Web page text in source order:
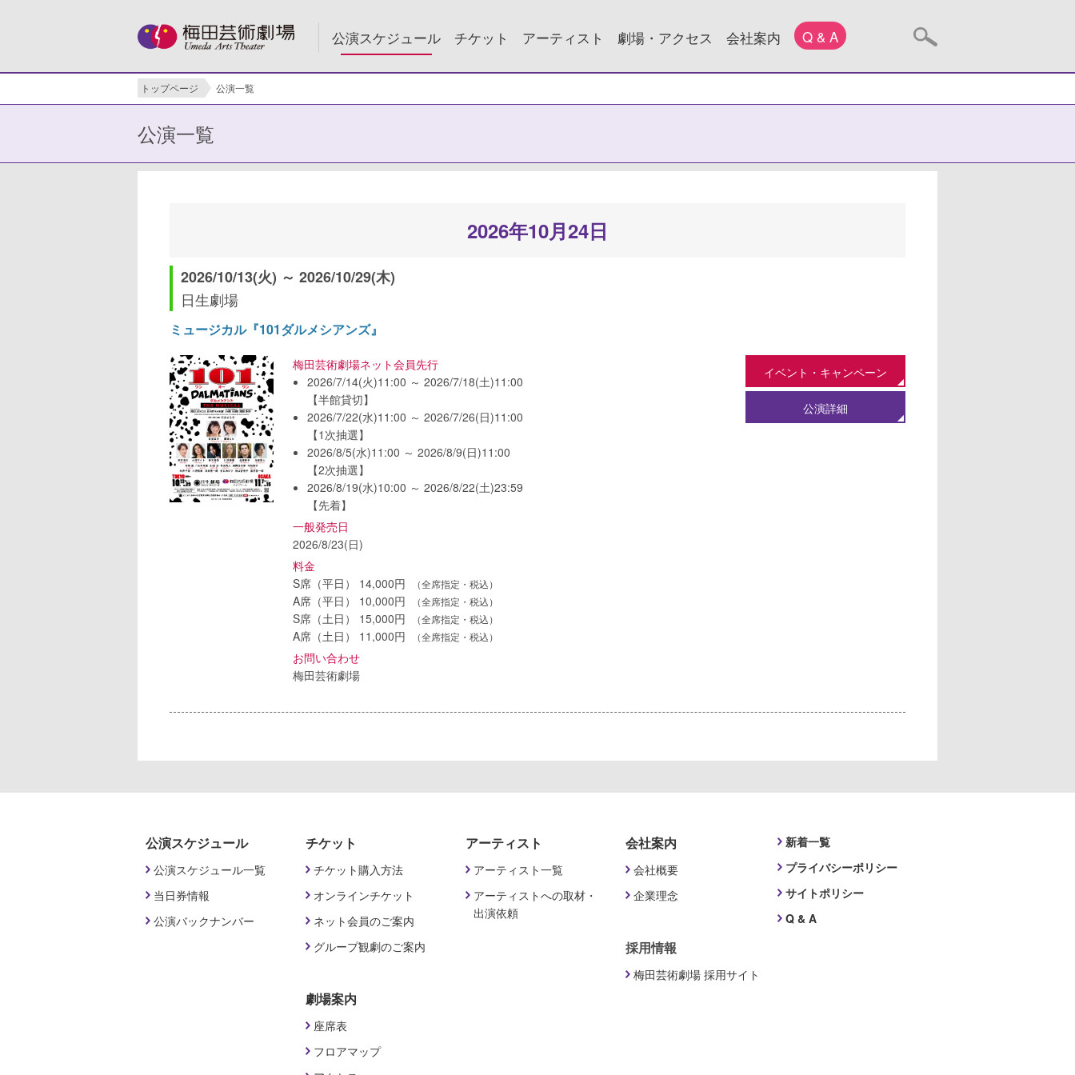
公演スケジュール チケット アーティスト 劇場・アクセス 会社案内 Q & A
トップページ 公演一覧
公演一覧
2026年10月24日
2026/10/13(火) ～ 2026/10/29(木)
日生劇場
ミュージカル『101ダルメシアンズ』
梅田芸術劇場ネット会員先行
2026/7/14(火)11:00 ～ 2026/7/18(土)11:00
【半館貸切】
2026/7/22(水)11:00 ～ 2026/7/26(日)11:00
【1次抽選】
2026/8/5(水)11:00 ～ 2026/8/9(日)11:00
【2次抽選】
2026/8/19(水)10:00 ～ 2026/8/22(土)23:59
【先着】
一般発売日
2026/8/23(日)
料金
S席（平日） 14,000円
（全席指定・税込）
A席（平日） 10,000円 （全席指定・税込）
S席（土日） 15,000円 （全席指定・税込）
A席（土日） 11,000円 （全席指定・税込）
お問い合わせ
梅田芸術劇場
イベント・キャンペーン
公演詳細
公演スケジュール
公演スケジュール一覧
当日券情報
公演バックナンバー
チケット
チケット購入方法
オンラインチケット
ネット会員のご案内
グループ観劇のご案内
劇場案内
座席表
フロアマップ
アーティスト
アーティスト一覧
アーティストへの取材・
出演依頼
会社案内
会社概要
企業理念
採用情報
梅田芸術劇場 採用サイト
新着一覧
プライバシーポリシー
サイトポリシー
Q & A